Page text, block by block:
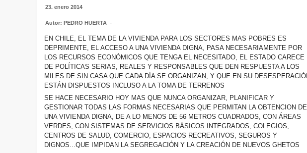
23. enero 2014
Autor: PEDRO HUERTA -
EN CHILE, EL TEMA DE LA VIVIENDA PARA LOS SECTORES MAS POBRES ES
DEPRIMENTE, EL ACCESO A UNA VIVIENDA DIGNA, PASA NECESARIAMENTE POR
LOS RECURSOS ECONÓMICOS QUE TENGA EL NECESITADO, EL ESTADO CARECE
DE POLÍTICAS SERIAS, REALES Y RESPONSABLES QUE DEN RESPUESTA A LOS
MILES DE SIN CASA QUE CADA DÍA SE ORGANIZAN, Y QUE EN SU
ESTÁN DISPUESTOS INCLUSO A LA TOMA DE TERRENOS
SE HACE NECESARIO HOY MAS QUE NUNCA ORGANIZAR, PLANIFICAR Y
GESTIONAR TODAS LAS FORMAS NECESARIAS QUE PERMITAN LA OBTENCION DE
UNA VIVIENDA DIGNA, DE A LO MENOS DE 56 METROS CUADRADOS, CON ÁREAS
VERDES, CON SISTEMAS DE SERVICIOS BÁSICOS INTEGRADOS, COLEGIOS,
CENTROS DE SALUD, COMERCIO, ESPACIOS RECREATIVOS, SEGUROS Y
DIGNOS...QUE IMPIDAN LA SEGREGACIÓN Y LA CREACIÓN DE NUEVOS GHETOS